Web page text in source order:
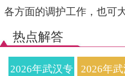
各方面的调护工作，也可
热点解答
2026年武汉专 2026年